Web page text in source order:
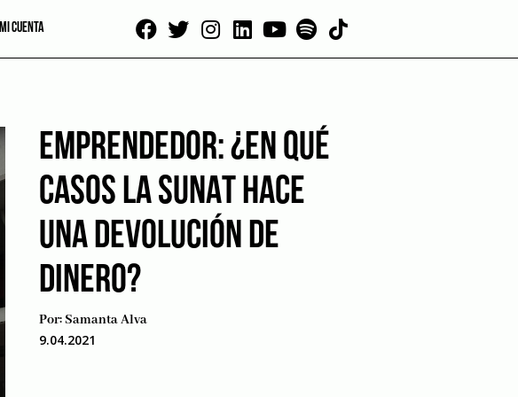
MI CUENTA
EMPRENDEDOR: ¿EN QUÉ
CASOS LA SUNAT HACE
UNA DEVOLUCIÓN DE
DINERO?
Por:Samanta Alva
9.04.2021